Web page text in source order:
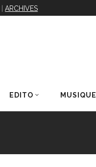
|ARCHIVES
EDITO MUSIQUE